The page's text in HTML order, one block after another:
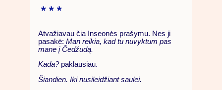
* * *
Atvažiavau čia Inseonės prašymu. Nes ji
pasakė: Man reikia, kad tu nuvyktum pas
mane į Čedžudą.
Kada?paklausiau.
Šiandien. Iki nusileidžiant saulei.